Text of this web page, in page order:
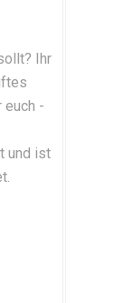
Ihr
euch -
und ist